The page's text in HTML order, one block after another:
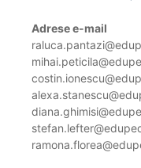
Adrese e-mail